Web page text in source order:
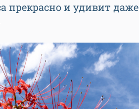
прекрасно и удивит даже